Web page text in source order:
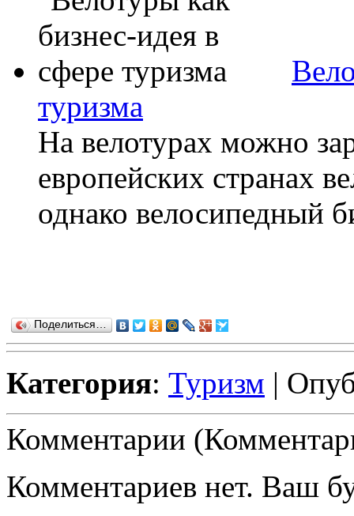
туризма
На велотурах можно
европейских странах
однако велосипедный
Поделиться…
Категория: Туризм |
Комментарии
Комментариев нет. Ваш